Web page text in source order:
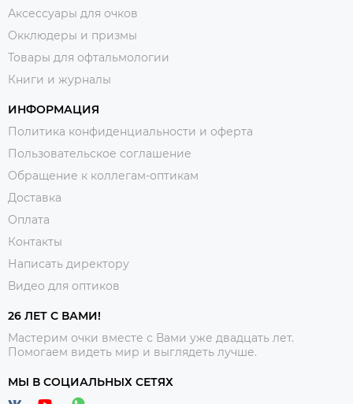
Аксессуары для очков
Окклюдеры и призмы
Товары для офтальмологии
Книги и журналы
ИНФОРМАЦИЯ
Политика конфиденциальности и оферта
Пользовательское соглашение
Обращение к коллегам-оптикам
Доставка
Оплата
Контакты
Написать директору
Видео для оптиков
26 ЛЕТ С ВАМИ!
Мастерим очки вместе с Вами уже двадцать лет.
Помогаем видеть мир и выглядеть лучше.
МЫ В СОЦИАЛЬНЫХ СЕТЯХ